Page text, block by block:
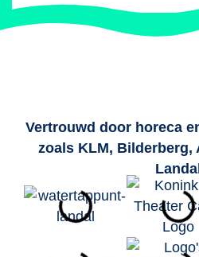
Vertrouwd door horeca
zoals KLM, Bilderberg,
Landal